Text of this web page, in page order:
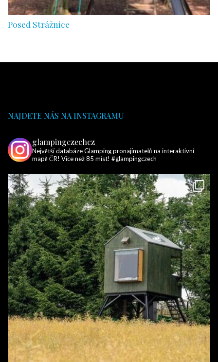
Posed Strážnice
NAJDETE NÁS NA INSTAGRAMU
glampingczechcz
Největší databáze Glamping pronajímatelů na interaktivní
mapě ČR! Více než 85 míst! #glampingczech